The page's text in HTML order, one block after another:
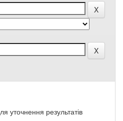
уточнення результатів